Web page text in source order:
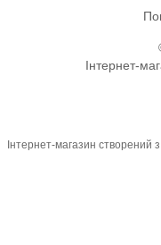
Інтернет-
Інтернет-магазин створений